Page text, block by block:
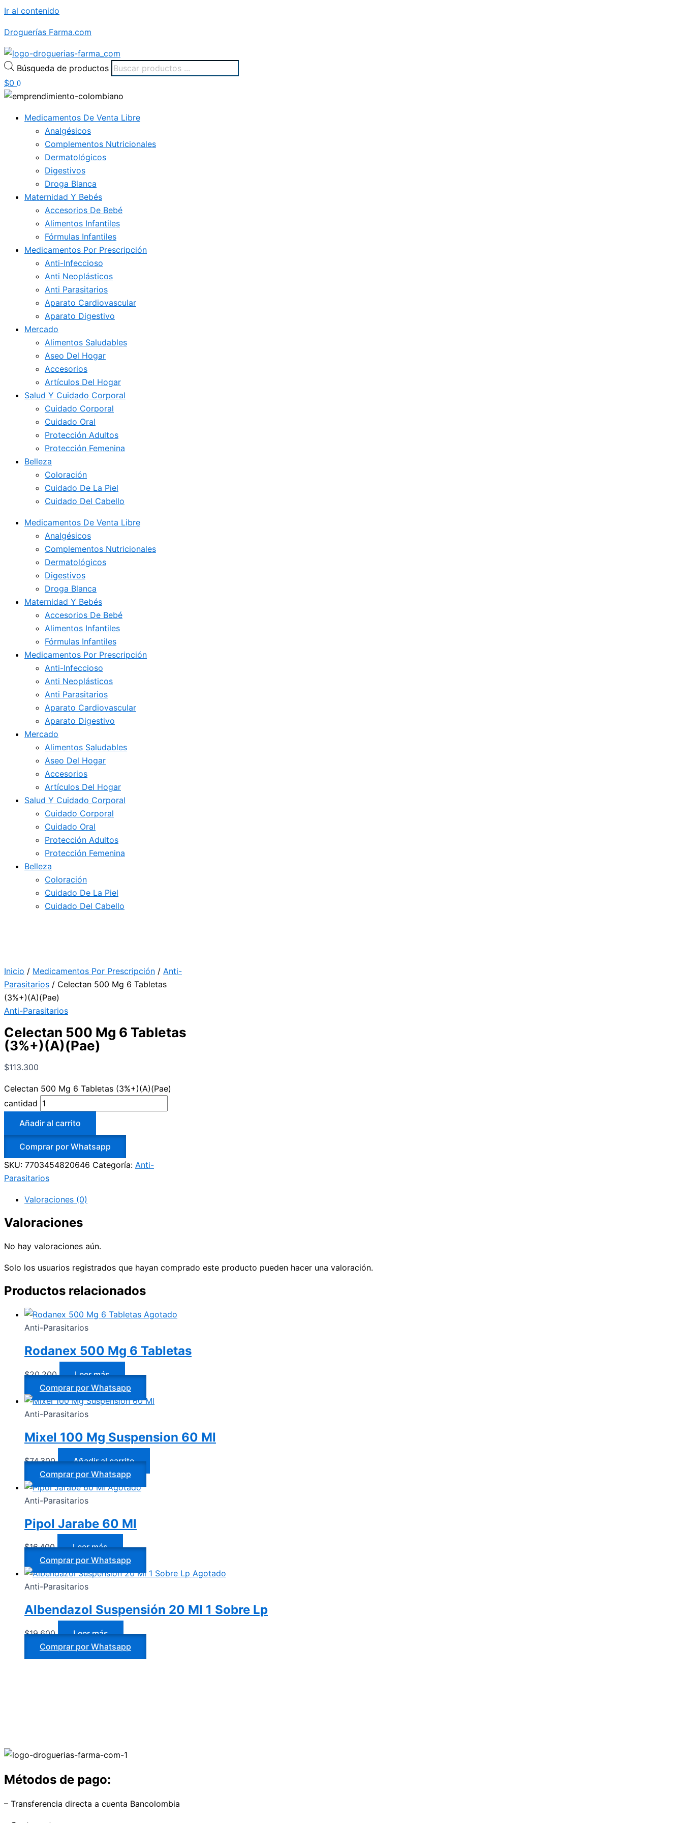
Ir al contenido
Droguerías Farma.com
Búsqueda de productos
$0 0
Medicamentos De Venta Libre
Analgésicos
Complementos Nutricionales
Dermatológicos
Digestivos
Droga Blanca
Maternidad Y Bebés
Accesorios De Bebé
Alimentos Infantiles
Fórmulas Infantiles
Medicamentos Por Prescripción
Anti-Infeccioso
Anti Neoplásticos
Anti Parasitarios
Aparato Cardiovascular
Aparato Digestivo
Mercado
Alimentos Saludables
Aseo Del Hogar
Accesorios
Artículos Del Hogar
Salud Y Cuidado Corporal
Cuidado Corporal
Cuidado Oral
Protección Adultos
Protección Femenina
Belleza
Coloración
Cuidado De La Piel
Cuidado Del Cabello
Medicamentos De Venta Libre
Analgésicos
Complementos Nutricionales
Dermatológicos
Digestivos
Droga Blanca
Maternidad Y Bebés
Accesorios De Bebé
Alimentos Infantiles
Fórmulas Infantiles
Medicamentos Por Prescripción
Anti-Infeccioso
Anti Neoplásticos
Anti Parasitarios
Aparato Cardiovascular
Aparato Digestivo
Mercado
Alimentos Saludables
Aseo Del Hogar
Accesorios
Artículos Del Hogar
Salud Y Cuidado Corporal
Cuidado Corporal
Cuidado Oral
Protección Adultos
Protección Femenina
Belleza
Coloración
Cuidado De La Piel
Cuidado Del Cabello
Inicio / Medicamentos Por Prescripción / Anti-
Parasitarios / Celectan 500 Mg 6 Tabletas
(3%+)(A)(Pae)
Anti-Parasitarios
Celectan 500 Mg 6 Tabletas
(3%+)(A)(Pae)
$113.300
Celectan 500 Mg 6 Tabletas (3%+)(A)(Pae)
cantidad
Añadir al carrito
Comprar por Whatsapp
SKU: 7703454820646 Categoría: Anti-
Parasitarios
Valoraciones (0)
Valoraciones
No hay valoraciones aún.
Solo los usuarios registrados que hayan comprado este producto pueden hacer una valoración.
Productos relacionados
Agotado
Anti-Parasitarios
Rodanex 500 Mg 6 Tabletas
$20.200
Leer más
Comprar por Whatsapp
Anti-Parasitarios
Mixel 100 Mg Suspension 60 Ml
$74.300
Añadir al carrito
Comprar por Whatsapp
Agotado
Anti-Parasitarios
Pipol Jarabe 60 Ml
$16.400
Leer más
Comprar por Whatsapp
Agotado
Anti-Parasitarios
Albendazol Suspensión 20 Ml 1 Sobre Lp
$19.600
Leer más
Comprar por Whatsapp
Métodos de pago:
– Transferencia directa a cuenta Bancolombia